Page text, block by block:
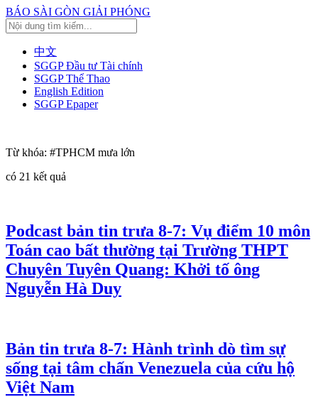
BÁO SÀI GÒN GIẢI PHÓNG
中文
SGGP Đầu tư Tài chính
SGGP Thể Thao
English Edition
SGGP Epaper
Từ khóa: #TPHCM mưa lớn
có 21 kết quả
Podcast bản tin trưa 8-7: Vụ điểm 10 môn
Toán cao bất thường tại Trường THPT
Chuyên Tuyên Quang: Khởi tố ông
Nguyễn Hà Duy
Bản tin trưa 8-7: Hành trình dò tìm sự
sống tại tâm chấn Venezuela của cứu hộ
Việt Nam